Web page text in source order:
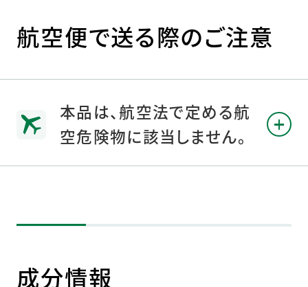
航空便で送る際のご注意
本品は、航空法で定める航
空危険物に該当しません。
成分情報